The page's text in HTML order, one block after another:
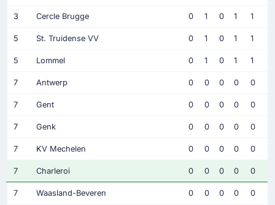
3 Cercle Brugge 0 1 0 1 1
5 St. Truidense VV 0 1 0 1 1
5 Lommel 0 1 0 1 1
7 Antwerp 0 0 0 0 0
7 Gent 0 0 0 0 0
7 Genk 0 0 0 0 0
7 KV Mechelen 0 0 0 0 0
7 Charleroi 0 0 0 0 0
7 Waasland-Beveren 0 0 0 0 0